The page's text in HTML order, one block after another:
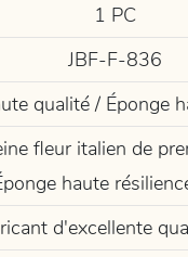
1 PC
JBF-F-836
qualité / Éponge
fleur italien de
haute
d'excellente